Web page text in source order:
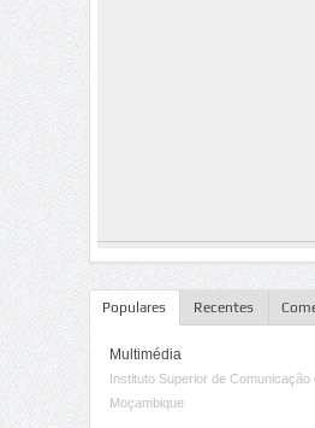
Populares Recentes
Multimédia
Instituto Superior de Comunicação
Moçambique